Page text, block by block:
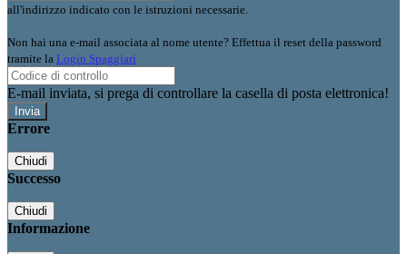
all'indirizzo indicato con le istruzioni necessarie.
Non hai una e-mail associata al nome utente? Effettua il reset della password
tramite la Login Spaggiari
E-mail inviata, si prega di controllare la casella di posta elettronica!
Errore
Chiudi
Successo
Chiudi
Informazione